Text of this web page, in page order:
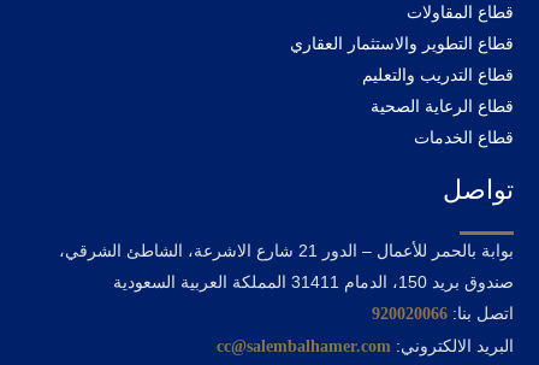
قطاع المقاولات
قطاع التطوير والاستثمار العقاري
قطاع التدريب والتعليم
قطاع الرعاية الصحية
قطاع الخدمات
تواصل
بوابة بالحمر للأعمال – الدور 21 شارع الاشرعة، الشاطئ الشرقي،
صندوق بريد 150، الدمام 31411 المملكة العربية السعودية
اتصل بنا:920020066
البريد الالكتروني: cc@salembalhamer.com